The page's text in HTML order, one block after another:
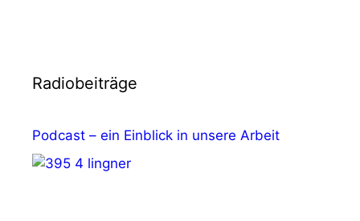
Radiobeiträge
Podcast – ein Einblick in unsere Arbeit